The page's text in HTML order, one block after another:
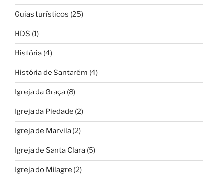
Guias turísticos (25)
HDS (1)
História (4)
História de Santarém (4)
Igreja da Graça (8)
Igreja da Piedade (2)
Igreja de Marvila (2)
Igreja de Santa Clara (5)
Igreja do Milagre (2)